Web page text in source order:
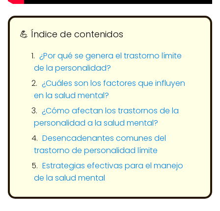
💪​ Índice de contenidos
¿Por qué se genera el trastorno límite
de la personalidad?
¿Cuáles son los factores que influyen
en la salud mental?
¿Cómo afectan los trastornos de la
personalidad a la salud mental?
Desencadenantes comunes del
trastorno de personalidad límite
Estrategias efectivas para el manejo
de la salud mental